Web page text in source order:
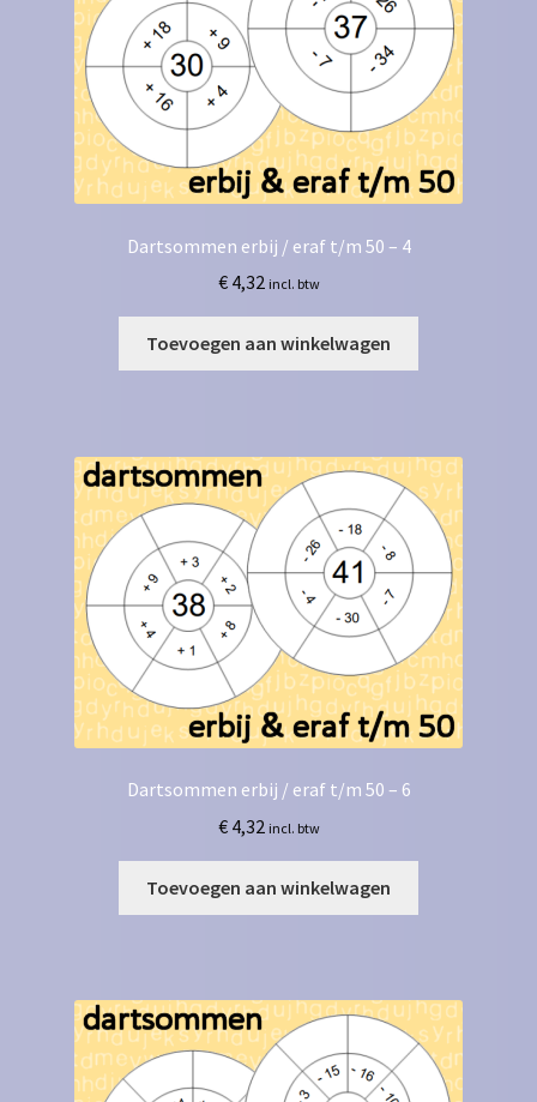
Dartsommen erbij / eraf t/m 50 – 4
€4,32 incl. btw
Toevoegen aan winkelwagen
Dartsommen erbij / eraf t/m 50 – 6
€4,32 incl. btw
Toevoegen aan winkelwagen